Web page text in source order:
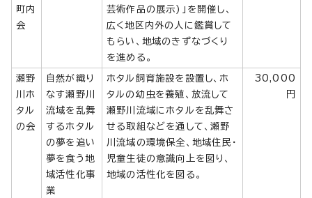
町内
会
芸術作品の展示)」を開催し、
広く地区内外の人に鑑賞して
もらい、地域のきずなづくり
を進める。
瀬野
川ホ
タル
の会
自然が織り
なす瀬野川
流域を乱舞
するホタル
の夢を追い
夢を食う地
域活性化事
業
ホタル飼育施設を設置し、ホ
タルの幼虫を養殖、放流して
瀬野川流域にホタルを乱舞さ
せる取組などを通して、瀬野
川流域の環境保全、地域住民・
児童生徒の意識向上を図り、
地域の活性化を図る。
30,000
円